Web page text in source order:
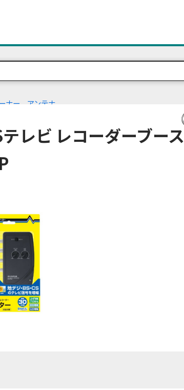
ナー、アンテナ
レビ レコーダーブース